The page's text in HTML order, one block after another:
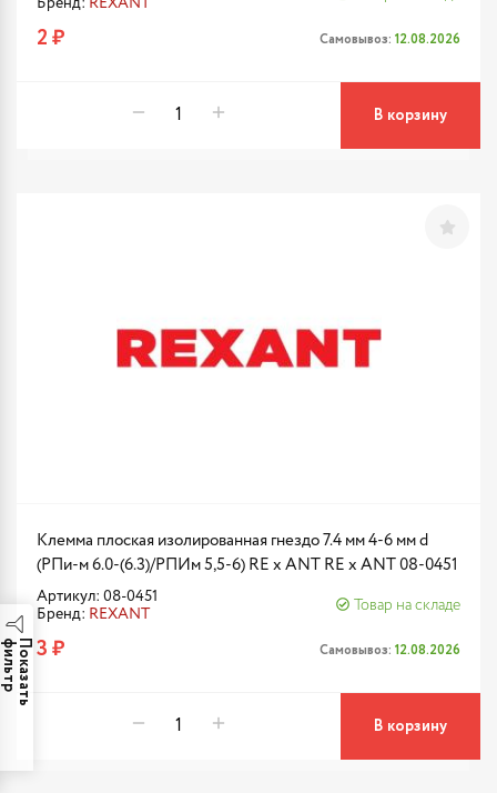
П
о
к
а
з
а
т
ь
ф
и
л
ь
т
Бренд: REXANT
2 ₽ Самовывоз: 12.08.2026
В корзину
Клемма плоская изолированная гнездо 7.4 мм 4-6 мм d
(РПи-м 6.0-(6.3)/РПИм 5,5-6) RE x ANT RE x ANT 08-0451
Артикул: 08-0451
Бренд: REXANT
Товар на складе
3 ₽ Самовывоз: 12.08.2026
В корзину